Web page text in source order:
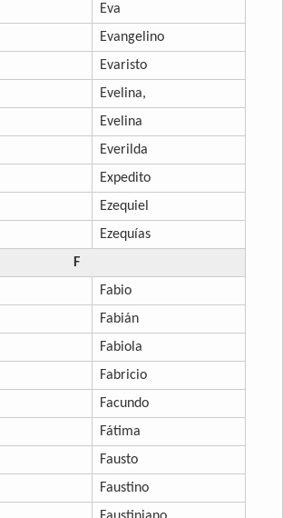
Eva
Evangelino
Evaristo
Evelina,
Evelina
Everilda
Expedito
Ezequiel
Ezequías
F
Fabio
Fabián
Fabiola
Fabricio
Facundo
Fátima
Fausto
Faustino